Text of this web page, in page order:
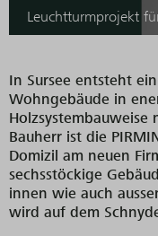
Leuchtturmprojekt
In Sursee entsteht
Wohngebäude in
Holzsystembauweise
Bauherr ist die
Domizil am neuen
sechsstöckige
innen wie auch
wird auf dem